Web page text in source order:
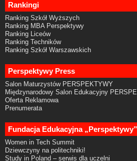
Rankingi
Ranking Szkół Wyższych
Ranking MBA Perspektywy
Ranking Liceów
Ranking Techników
Ranking Szkół Warszawskich
Perspektywy Press
Salon Maturzystów PERSPEKTYWY
Międzynarodowy Salon Edukacyjny
Oferta Reklamowa
Prenumerata
Fundacja Edukacyjna „Perspektywy”
Women in Tech Summit
Dziewczyny na politechniki!
Study in Poland – serwis dla uczelni